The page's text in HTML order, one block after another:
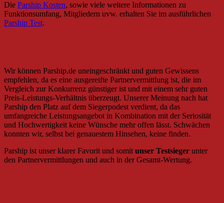
Die Parship Kosten, sowie viele weitere Informationen zu
Funktionsumfang, Mitgliedern uvw. erhalten Sie im ausführlichen
Parship Test.
Wir können Parship.de uneingeschränkt und guten Gewissens
empfehlen, da es eine ausgereifte Partnervermittlung ist, die im
Vergleich zur Konkurrenz günstiger ist und mit einem sehr guten
Preis-Leistungs-Verhältnis überzeugt. Unserer Meinung nach hat
Parship den Platz auf dem Siegerpodest verdient, da das
umfangreiche Leistungsangebot in Kombination mit der Seriosität
und Hochwertigkeit keine Wünsche mehr offen lässt. Schwächen
konnten wir, selbst bei genauestem Hinsehen, keine finden.
Parship ist unser klarer Favorit und somit unser Testsieger unter
den Partnervermittlungen und auch in der Gesamt-Wertung.